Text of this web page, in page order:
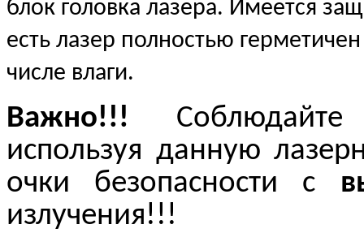
блок головка лазера. Имеется
есть лазер полностью
числе влаги.
Важно!!!
используя данную
очки безопасности с
излучения!!!